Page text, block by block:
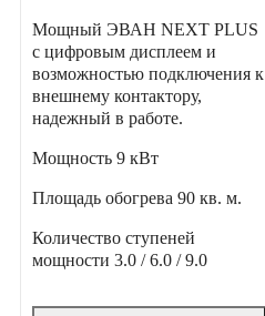
Мощный ЭВАН NEXT PLUS
с цифровым дисплеем и
возможностью подключения к
внешнему контактору,
надежный в работе.
Мощность 9 кВт
Площадь обогрева 90 кв. м.
Количество ступеней
мощности 3.0 / 6.0 / 9.0